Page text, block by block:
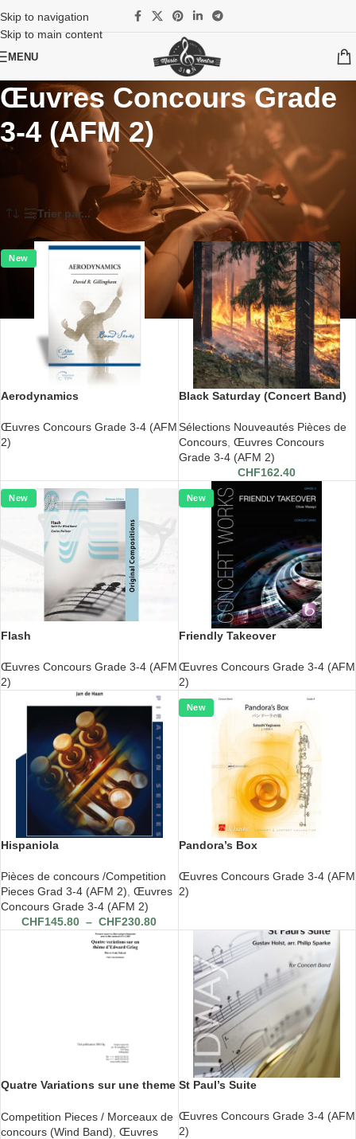
Skip to navigation
Skip to main content
MENU
Œuvres Concours Grade
3-4 (AFM 2)
Partitions Harmonie / Wind Band
Competition Pieces / Morceaux de concours (Wind Band)
Œuvres Concours Grade 3-4 (AFM 2)
Trier par...
New
Aerodynamics
Œuvres Concours Grade 3-4 (AFM
2)
Black Saturday (Concert Band)
Sélections Nouveautés Pièces de
Concours, Œuvres Concours
Grade 3-4 (AFM 2)
CHF162.40
New
Flash
Œuvres Concours Grade 3-4 (AFM
2)
New
Friendly Takeover
Œuvres Concours Grade 3-4 (AFM
2)
Hispaniola
Pièces de concours /Competition
Pieces Grad 3-4 (AFM 2) Œuvres
Concours Grade 3-4 (AFM 2)
CHF145.80 – CHF230.80
New
Pandora’s Box
Œuvres Concours Grade 3-4 (AFM
2)
Quatre Variations sur une theme
Competition Pieces / Morceaux de
concours (Wind Band) Œuvres
St Paul’s Suite
Œuvres Concours Grade 3-4 (AFM
2)